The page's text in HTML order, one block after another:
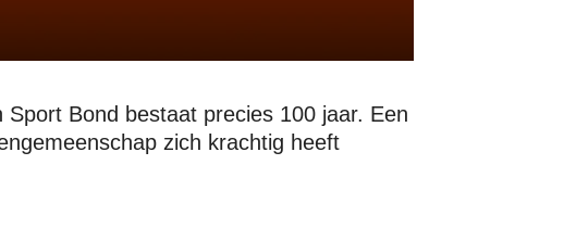
Bond bestaat precies 100 jaar. Een
zich krachtig heeft